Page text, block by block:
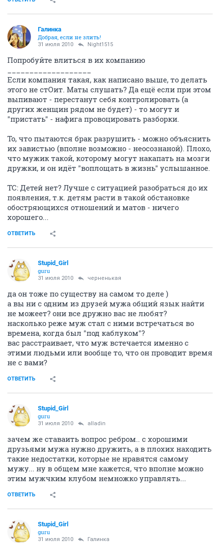
Галинка
Добрая, если не злить!
31 июля 2010 Night1515
Попробуйте влиться в их компанию
Если компания такая, как написано выше, то делать
этого не стОит. Маты слушать? Да ещё если при этом
выпивают - перестанут себя контролировать (а
других женщин рядом не будет) - то могут и
"пристать" - нафига провоцировать разборки.
То, что пытаются брак разрушить - можно объяснить
их завистью (вполне возможно - неосознаной). Плохо,
что мужик такой, которому могут накапать на мозги
дружки, и он идёт "воплощать в жизнь" услышанное.
ТС: Детей нет? Лучше с ситуацией разобраться до их
появления, т.к. детям расти в такой обстановке
обостряющихся отношений и матов - ничего
хорошего...
ОТВЕТИТЬ
Stupid_Girl
guru
31 июля 2010 черненькая
да он тоже по существу на самом то деле )
а вы ни с одним из друзей мужа общий язык найти
не можеет? они все дружно вас не любят?
насколько реже муж стал с ними встречаться во
времена, когда был "под каблуком"?
вас расстраивает, что муж встечается именно с
этими людьми или вообще то, что он проводит время
не с вами?
ОТВЕТИТЬ
Stupid_Girl
guru
31 июля 2010 alladin
зачем же ставаить вопрос ребром.. с хорошими
друзьями мужа нужно дружить, а в плохих находить
такие недостатки, которые не нравятся самому
мужу... ну в общем мне кажется, что вполне можно
этим мужчким клубом немножко управлять...
ОТВЕТИТЬ
Stupid_Girl
guru
31 июля 2010 Галинка